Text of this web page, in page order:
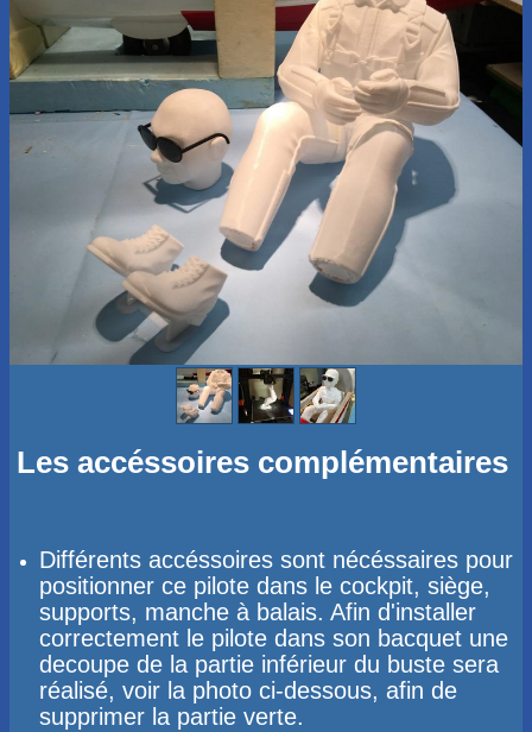
Les accéssoires complémentaires
Différents accéssoires sont nécéssaires pour
positionner ce pilote dans le cockpit, siège,
supports, manche à balais. Afin d'installer
correctement le pilote dans son bacquet une
decoupe de la partie inférieur du buste sera
réalisé, voir la photo ci-dessous, afin de
supprimer la partie verte.